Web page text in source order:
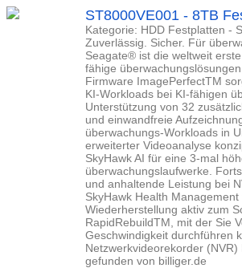
ST8000VE001 - 8TB
Kategorie: HDD Festplatten -
Zuverlässig. Sicher. Für
Seagate® ist die weltweit
fähige
Firmware ImagePerfectTM
KI-Workloads bei KI-fähigen
Unterstützung von 32
und einwandfreie
überwachungs-Workloads in
erweiterter Videoanalyse
SkyHawk AI für eine 3-mal
überwachungslaufwerke.
und anhaltende Leistung bei
SkyHawk Health
Wiederherstellung aktiv zum
RapidRebuildTM, mit der Sie
Geschwindigkeit durchführen
Netzwerkvideorekorder
gefunden von billiger.de